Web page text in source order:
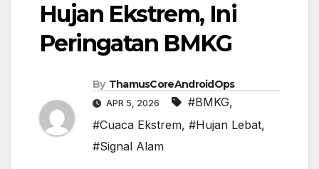
Hujan Ekstrem, Ini
Peringatan BMKG
By ThamusCoreAndroidOps
APR 5, 2026 #BMKG,
#Cuaca Ekstrem, #Hujan Lebat,
#Signal Alam